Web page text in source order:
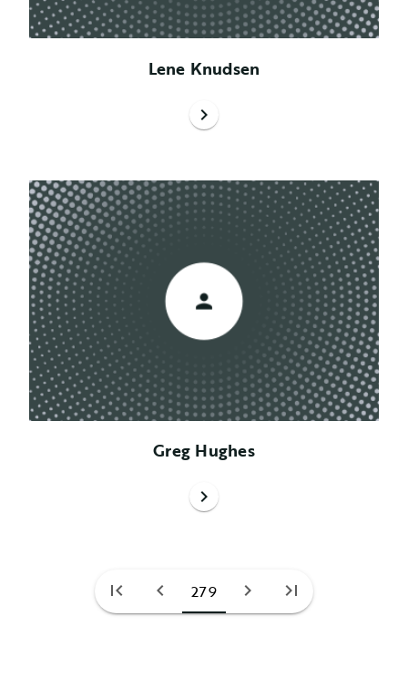
Lene Knudsen
chevron_right
Greg Hughes
chevron_right
first_page chevron_left 279 chevron_right last_page